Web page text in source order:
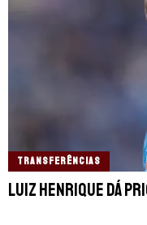
TRANSFERÊNCIAS
Luiz Henrique dá